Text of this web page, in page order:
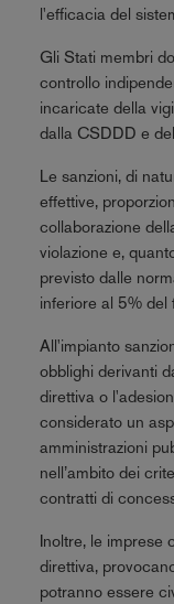
l'efficacia del
Gli Stati membri
controllo
incaricate della
dalla CSDDD e
Le sanzioni, di
effettive,
collaborazione
violazione e,
previsto dalle
inferiore al 5% del
All'impianto
obblighi derivanti
direttiva o
considerato un
amministrazioni
nell’ambito dei
contratti di
Inoltre, le imprese
direttiva,
potranno essere